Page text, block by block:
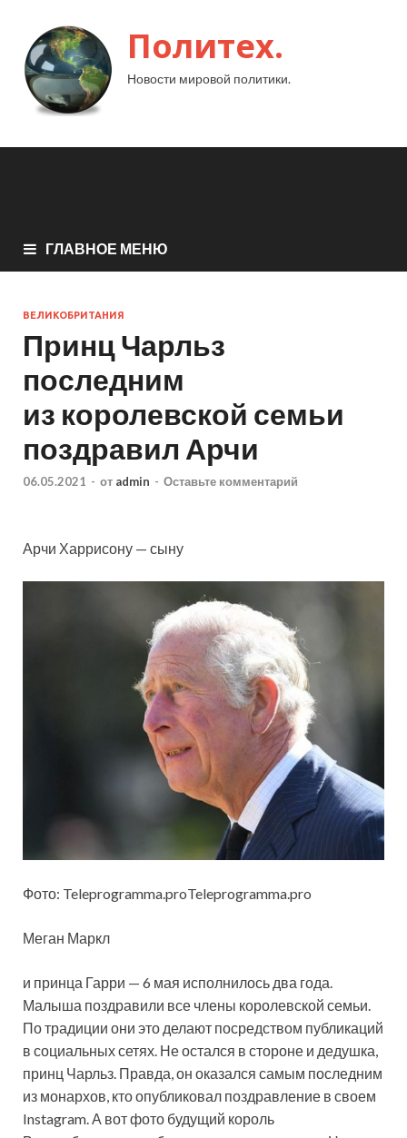
Политех.
Новости мировой политики.
ГЛАВНОЕ МЕНЮ
ВЕЛИКОБРИТАНИЯ
Принц Чарльз
последним
из королевской семьи
поздравил Арчи
06.05.2021 - от admin - Оставьте комментарий
Арчи Харрисону — сыну
Фото: Teleprogramma.proTeleprogramma.pro
Меган Маркл
и принца Гарри — 6 мая исполнилось два года.
Малыша поздравили все члены королевской семьи.
По традиции они это делают посредством публикаций
в социальных сетях. Не остался в стороне и дедушка,
принц Чарльз. Правда, он оказался самым последним
из монархов, кто опубликовал поздравление в своем
Instagram. А вот фото будущий король